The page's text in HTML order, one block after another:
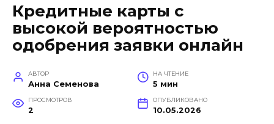
Кредитные карты с
высокой вероятностью
одобрения заявки онлайн
АВТОР
Анна Семенова
НА ЧТЕНИЕ
5 мин
ПРОСМОТРОВ
2
ОПУБЛИКОВАНО
10.05.2026